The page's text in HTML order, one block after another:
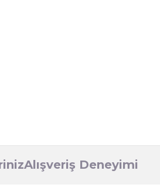
Alışveriş Deneyimi